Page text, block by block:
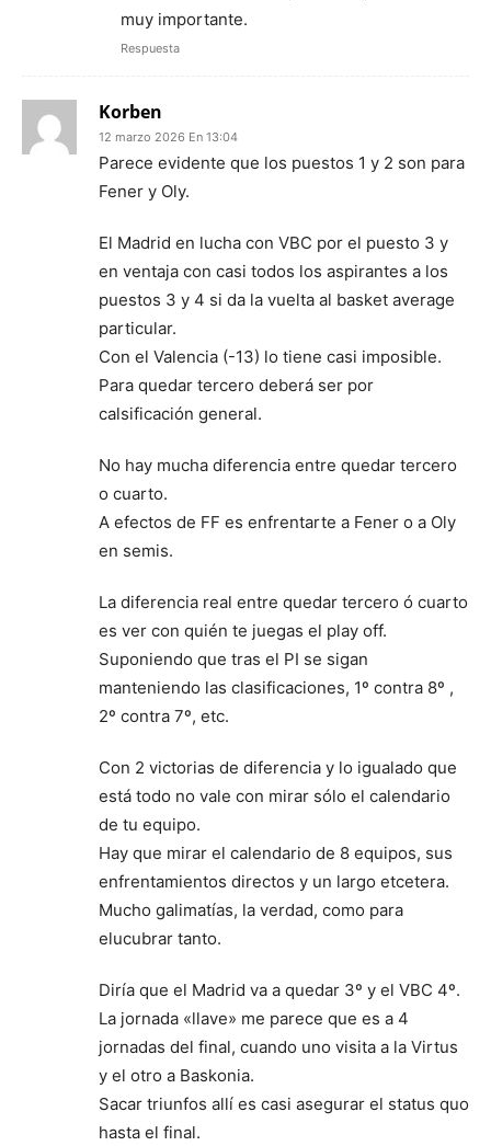
muy importante.
Respuesta
Korben
12 marzo 2026 En 13:04
Parece evidente que los puestos 1 y 2 son para
Fener y Oly.
El Madrid en lucha con VBC por el puesto 3 y
en ventaja con casi todos los aspirantes a los
puestos 3 y 4 si da la vuelta al basket average
particular.
Con el Valencia (-13) lo tiene casi imposible.
Para quedar tercero deberá ser por
calsificación general.
No hay mucha diferencia entre quedar tercero
o cuarto.
A efectos de FF es enfrentarte a Fener o a Oly
en semis.
La diferencia real entre quedar tercero ó cuarto
es ver con quién te juegas el play off.
Suponiendo que tras el PI se sigan
manteniendo las clasificaciones, 1º contra 8º ,
2º contra 7º, etc.
Con 2 victorias de diferencia y lo igualado que
está todo no vale con mirar sólo el calendario
de tu equipo.
Hay que mirar el calendario de 8 equipos, sus
enfrentamientos directos y un largo etcetera.
Mucho galimatías, la verdad, como para
elucubrar tanto.
Diría que el Madrid va a quedar 3º y el VBC 4º.
La jornada «llave» me parece que es a 4
jornadas del final, cuando uno visita a la Virtus
y el otro a Baskonia.
Sacar triunfos allí es casi asegurar el status quo
hasta el final.